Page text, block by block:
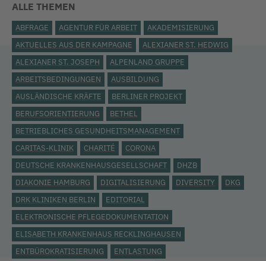
ALLE THEMEN
ABFRAGE AGENTUR FÜR ARBEIT
AKADEMISIERUNG
AKTUELLES AUS DER KAMPAGNE
ALEXIANER ST. HEDWIG
ALEXIANER ST. JOSEPH
ALPENLAND GRUPPE
ARBEITSBEDINGUNGEN
AUSBILDUNG
AUSLÄNDISCHE KRÄFTE
BERLINER PROJEKT
BERUFSORIENTIERUNG
BETHEL
BETRIEBLICHES GESUNDHEITSMANAGEMENT
CARITAS-KLINIK
CHARITÉ
CORONA
DEUTSCHE KRANKENHAUSGESELLSCHAFT
DHZB
DIAKONIE HAMBURG
DIGITALISIERUNG DIVERSITY
DKG
DRK KLINIKEN BERLIN
EDITORIAL
ELEKTRONISCHE PFLEGEDOKUMENTATION
ELISABETH KRANKENHAUS RECKLINGHAUSEN
ENTBÜROKRATISIERUNG
ENTLASTUNG